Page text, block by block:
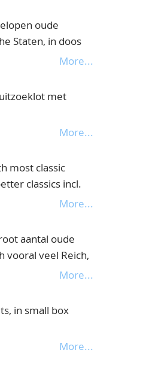
oude
Staten, in doos
More...
met
More...
most classic
classics incl.
More...
aantal oude
vooral veel Reich,
More...
in small box
More...